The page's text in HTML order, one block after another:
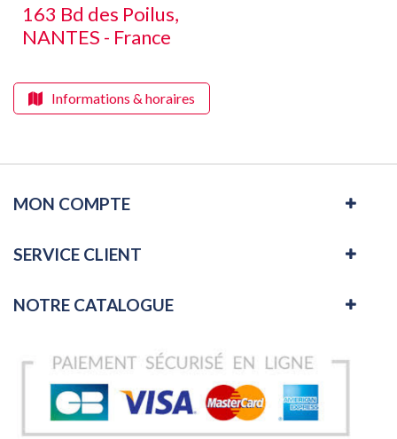
163 Bd des Poilus,
NANTES - France
Informations & horaires
MON COMPTE
SERVICE CLIENT
NOTRE CATALOGUE